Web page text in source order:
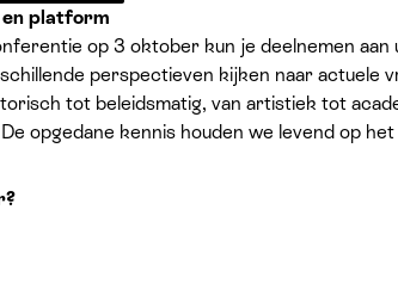
en platform
op 3 oktober kun je deelnemen
perspectieven kijken naar actuele
tot beleidsmatig, van artistiek tot
opgedane kennis houden we levend op